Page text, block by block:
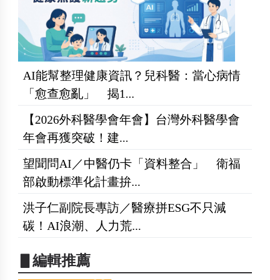
AI能幫整理健康資訊？兒科醫：當心病情
「愈查愈亂」 揭1...
【2026外科醫學會年會】台灣外科醫學會
年會再獲突破！建...
望聞問AI／中醫仍卡「資料整合」 衛福
部啟動標準化計畫拚...
洪子仁副院長專訪／醫療拼ESG不只減
碳！AI浪潮、人力荒...
▋編輯推薦